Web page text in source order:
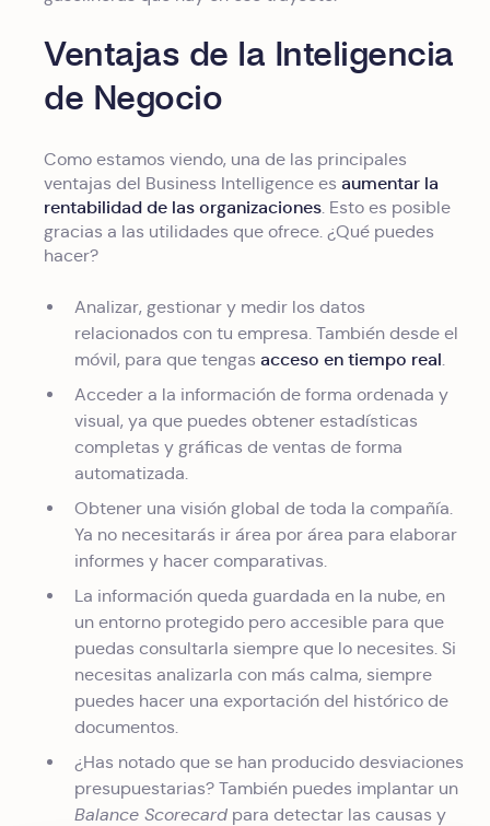
Ventajas de la Inteligencia
de Negocio
Como estamos viendo, una de las principales
ventajas del Business Intelligence es aumentar la
rentabilidad de las organizaciones. Esto es posible
gracias a las utilidades que ofrece. ¿Qué puedes
hacer?
Analizar, gestionar y medir los datos
relacionados con tu empresa. También desde el
móvil, para que tengas acceso en tiempo real.
Acceder a la información de forma ordenada y
visual, ya que puedes obtener estadísticas
completas y gráficas de ventas de forma
automatizada.
Obtener una visión global de toda la compañía.
Ya no necesitarás ir área por área para elaborar
informes y hacer comparativas.
La información queda guardada en la nube, en
un entorno protegido pero accesible para que
puedas consultarla siempre que lo necesites. Si
necesitas analizarla con más calma, siempre
puedes hacer una exportación del histórico de
documentos.
¿Has notado que se han producido desviaciones
presupuestarias? También puedes implantar un
Balance Scorecard para detectar las causas y